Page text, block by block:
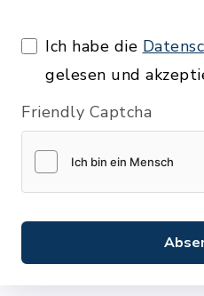
Ich habe die
gelesen und
Friendly Captcha